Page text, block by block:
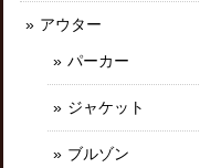
アウター
パーカー
ジャケット
ブルゾン